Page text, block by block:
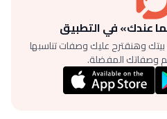
عندك» في التطبيق
وهنقترح عليك وصفات تناسبها
وصفاتك المفضلة.